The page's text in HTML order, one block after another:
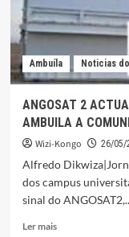
REPRESENTAR
O
NO
CARNAVAL
50
ANOS
DA
INDEPENDÊNCIA
Ambuíla Noticias
ANGOSAT 2
AMBUILA A
Wizi-Kongo 26/05/
Alfredo
dos campus
sinal do
Ler maisLeia